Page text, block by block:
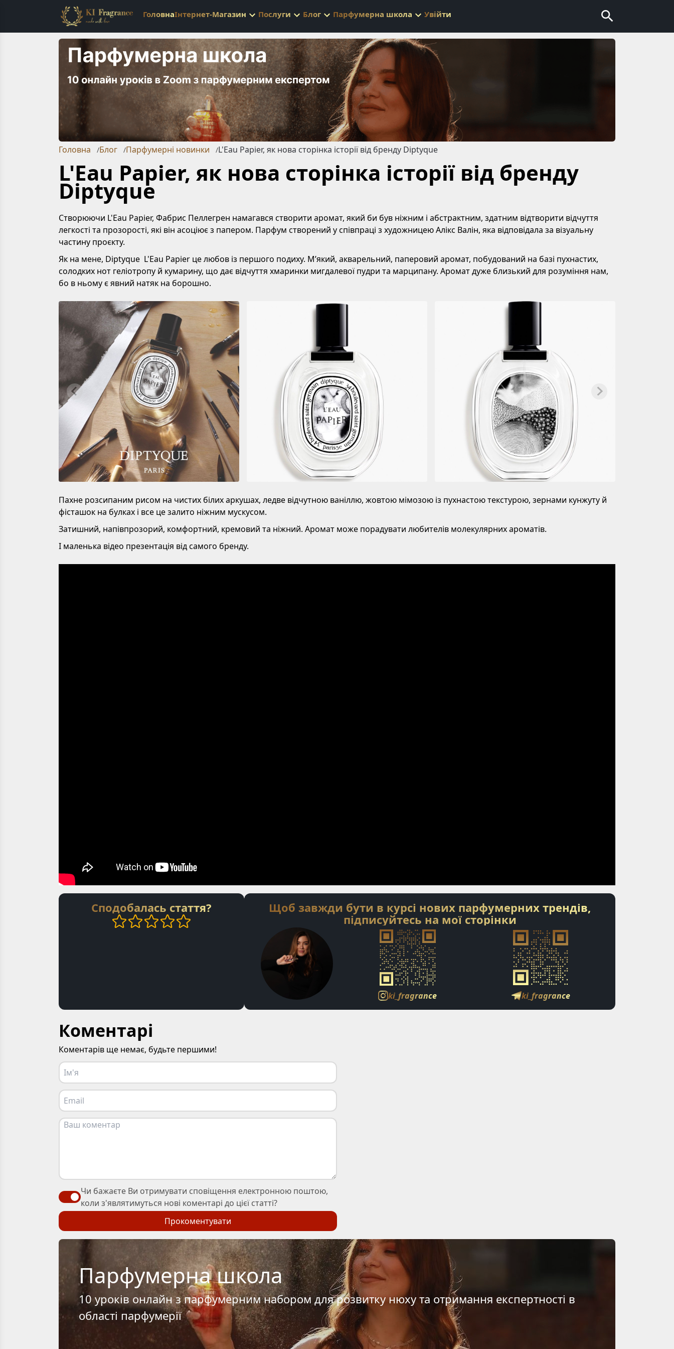
ГоловнаІнтернет-Магазин Послуги Блог Парфумерна школа Увійти
Головна /Блог /Парфумерні новинки /L'Eau Papier, як нова сторінка історії від бренду Diptyque
L'Eau Papier, як нова сторінка історії від бренду
Diptyque
Створюючи L'Eau Papier, Фабрис Пеллегрен намагався створити аромат, який би був ніжним і абстрактним, здатним відтворити відчуття
легкості та прозорості, які він асоціює з папером. Парфум створений у співпраці з художницею Алікс Валін, яка відповідала за візуальну
частину проєкту.
Як на мене, Diptyque L'Eau Papier це любов із першого подиху. Мʼякий, акварельний, паперовий аромат, побудований на базі пухнастих,
солодких нот геліотропу й кумарину, що дає відчуття хмаринки мигдалевої пудри та марципану. Аромат дуже близький для розуміння нам,
бо в ньому є явний натяк на борошно.
Пахне розсипаним рисом на чистих білих аркушах, ледве відчутною ваніллю, жовтою мімозою із пухнастою текстурою, зернами кунжуту й
фісташок на булках і все це залито ніжним мускусом.
Затишний, напівпрозорий, комфортний, кремовий та ніжний. Аромат може порадувати любителів молекулярних ароматів.
І маленька відео презентація від самого бренду.
Сподобалась стаття?
Щоб завжди бути в курсі нових парфумерних трендів,
підписуйтесь на мої сторінки
ki_fragrance ki_fragrance
Коментарі
Коментарів ще немає, будьте першими!
Чи бажаєте Ви отримувати сповіщення електронною поштою,
коли з'являтимуться нові коментарі до цієї статті?
Прокоментувати
Парфумерна школа
10 уроків онлайн з парфумерним набором для розвитку нюху та отримання експертності в
області парфумерії